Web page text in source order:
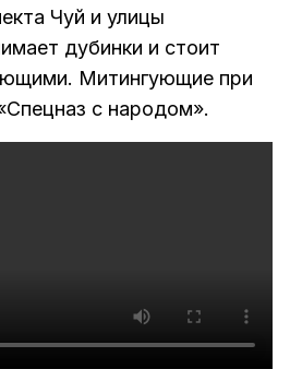
Чуй и улицы
дубинки и стоит
Митингующие при
с народом».